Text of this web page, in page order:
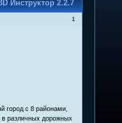
Инструктор 2.2.7
1
город с 8 районами,
в различных дорожных